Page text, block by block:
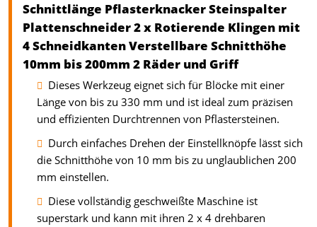
Schnittlänge Pflasterknacker Steinspalter
Plattenschneider 2 x Rotierende Klingen mit
4 Schneidkanten Verstellbare Schnitthöhe
10mm bis 200mm 2 Räder und Griff
Dieses Werkzeug eignet sich für Blöcke mit einer
Länge von bis zu 330 mm und ist ideal zum präzisen
und effizienten Durchtrennen von Pflastersteinen.
Durch einfaches Drehen der Einstellknöpfe lässt sich
die Schnitthöhe von 10 mm bis zu unglaublichen 200
mm einstellen.
Diese vollständig geschweißte Maschine ist
superstark und kann mit ihren 2 x 4 drehbaren